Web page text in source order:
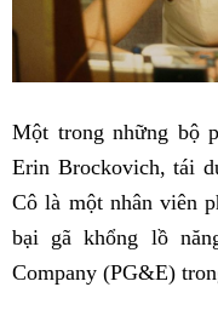
Một trong những bộ
Erin Brockovich, tái
Cô là một nhân viên
bại gã khổng lồ
Company (PG&E)